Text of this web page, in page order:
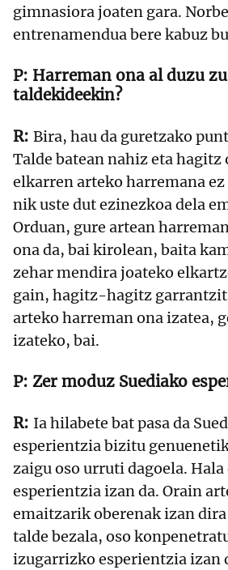
gimnasiora joaten gara.
entrenamendua bere kabuz
Harreman ona al duzu
taldekideekin?
Bira, hau da guretzako
Talde batean nahiz eta hagitz
elkarren arteko harremana
nik uste dut ezinezkoa dela
Orduan, gure artean
ona da, bai kirolean, baita
zehar mendira joateko
gain, hagitz-hagitz
arteko harreman ona izatea,
izateko, bai.
Zer moduz Suediako
Ia hilabete bat pasa da
esperientzia bizitu
zaigu oso urruti dagoela.
esperientzia izan da. Orain
emaitzarik oberenak izan
talde bezala, oso
izugarrizko esperientzia izan